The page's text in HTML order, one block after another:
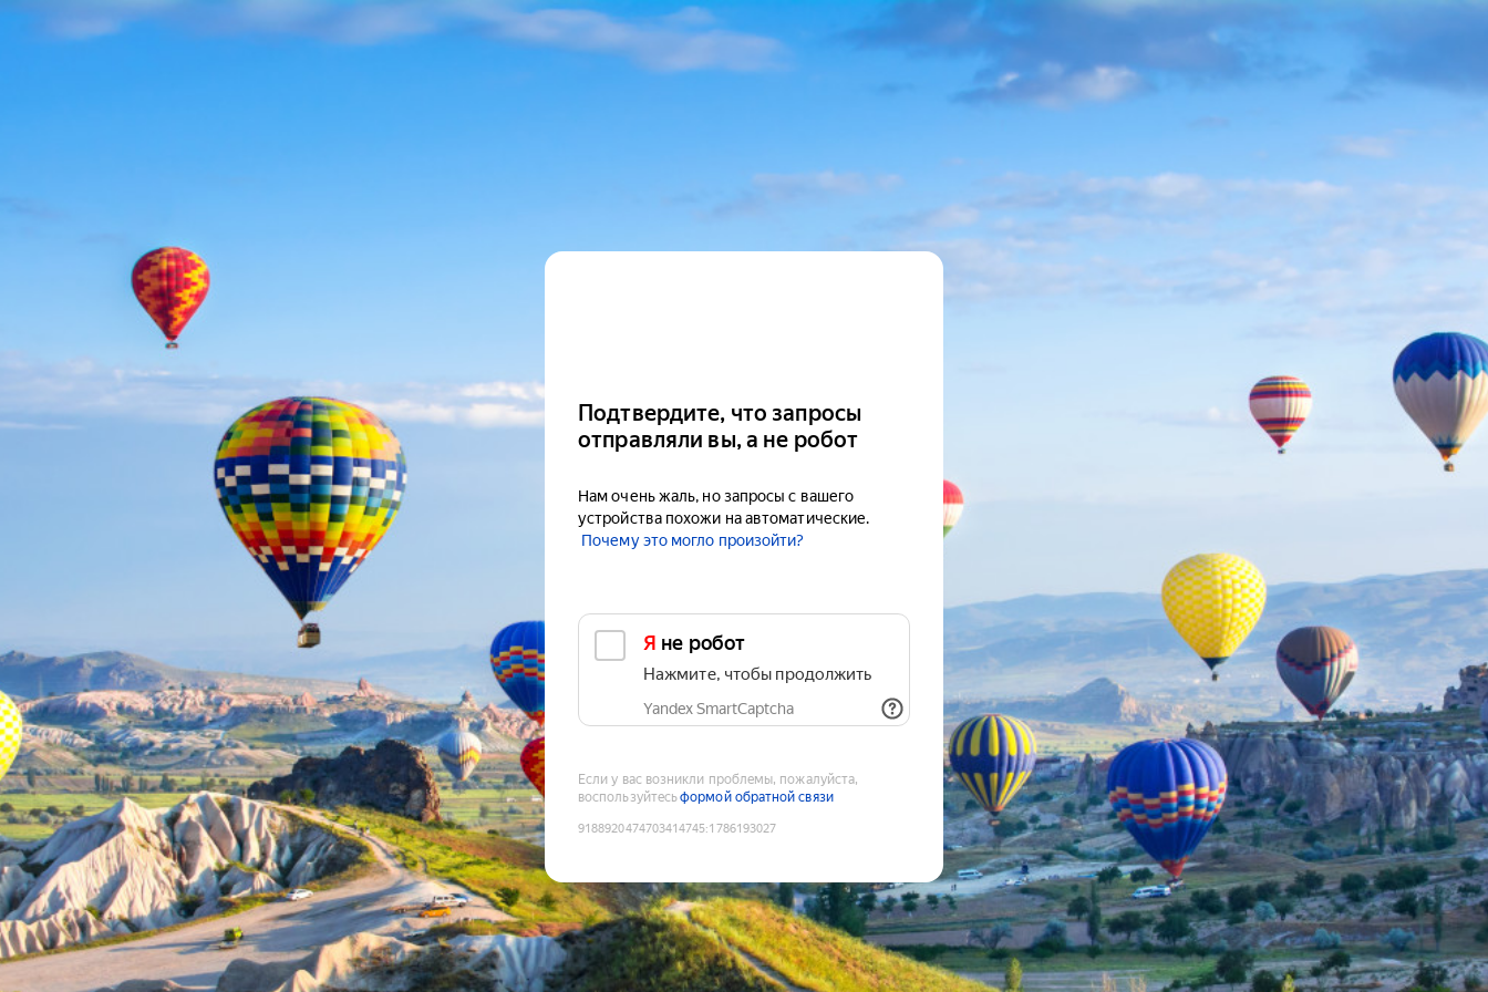
Подтвердите, что запросы
отправляли вы, а не робот
Нам очень жаль, но запросы с вашего
устройства похожи на автоматические.
Почему это могло произойти?
Я не робот
Нажмите, чтобы продолжить
Yandex SmartCaptcha
Если у вас возникли проблемы, пожалуйста,
воспользуйтесьформой обратной связи
9188920474703414745:1786193027